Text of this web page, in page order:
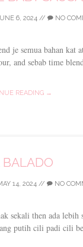
6, 2024 // NO
je semua bahan kat
and sebab time
READING →
BALADO
14, 2024// NO
sekali then ada
putih cili padi cili